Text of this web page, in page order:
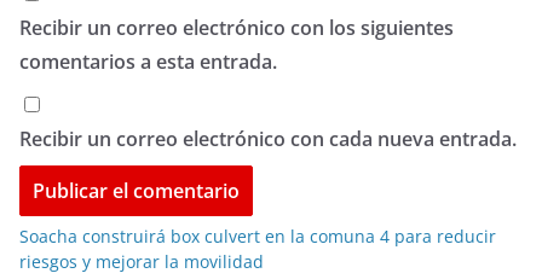
Recibir un correo electrónico con los siguientes
comentarios a esta entrada.
Recibir un correo electrónico con cada nueva entrada.
Soacha construirá box culvert en la comuna 4 para reducir
riesgos y mejorar la movilidad